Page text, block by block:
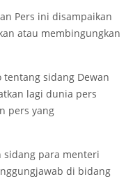
Pers ini disampaikan
atau membingungkan
sidang Dewan
lagi dunia pers
pers yang
sidang para menteri
di bidang